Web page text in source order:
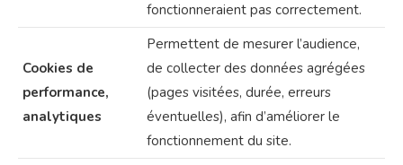
fonctionneraient pas correctement.
Cookies de
performance,
analytiques
Permettent de mesurer l’audience,
de collecter des données agrégées
(pages visitées, durée, erreurs
éventuelles), afin d’améliorer le
fonctionnement du site.